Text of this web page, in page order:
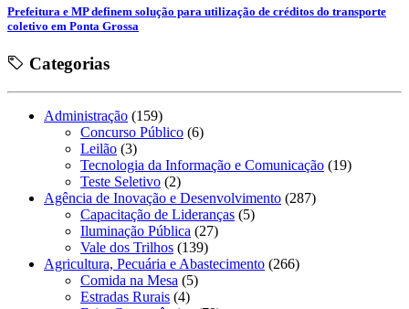
Prefeitura e MP definem solução para utilização de créditos do transporte
coletivo em Ponta Grossa
Categorias
Administração (159)
Concurso Público (6)
Leilão (3)
Tecnologia da Informação e Comunicação (19)
Teste Seletivo (2)
Agência de Inovação e Desenvolvimento (287)
Capacitação de Lideranças (5)
Iluminação Pública (27)
Vale dos Trilhos (139)
Agricultura, Pecuária e Abastecimento (266)
Comida na Mesa (5)
Estradas Rurais (4)